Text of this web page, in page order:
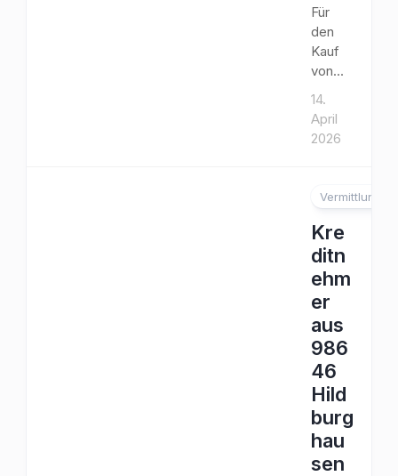
Für
den
Kauf
von...
14.
April
2026
Vermittlung
Kre
ditn
ehm
er
aus
986
46
Hild
burg
hau
sen